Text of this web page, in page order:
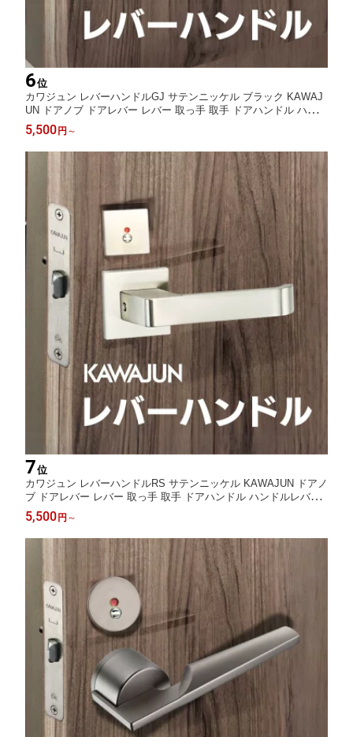
6位
カワジュン レバーハンドルGJ サテンニッケル ブラック KAWAJ
UN ドアノブ ドアレバー レバー 取っ手 取手 ドアハンドル ハンド
ルレバー 空錠 表示錠 間仕切錠 錠付き 室内ドア 室内用 建具 扉
交換 修理 取替え リフォーム 新築 DIY トイレ 寝室 リビング 玄関
丸座 つまみ
5,500 円 ～
7位
カワジュン レバーハンドルRS サテンニッケル KAWAJUN ドアノ
ブ ドアレバー レバー 取っ手 取手 ドアハンドル ハンドルレバー
空錠 表示錠 間仕切錠 錠付き 室内ドア 室内用 建具 扉 交換 修理
取替え リフォーム 新築 DIY トイレ 寝室 リビング 玄関 丸座 おし
ゃれ 北欧
5,500 円 ～